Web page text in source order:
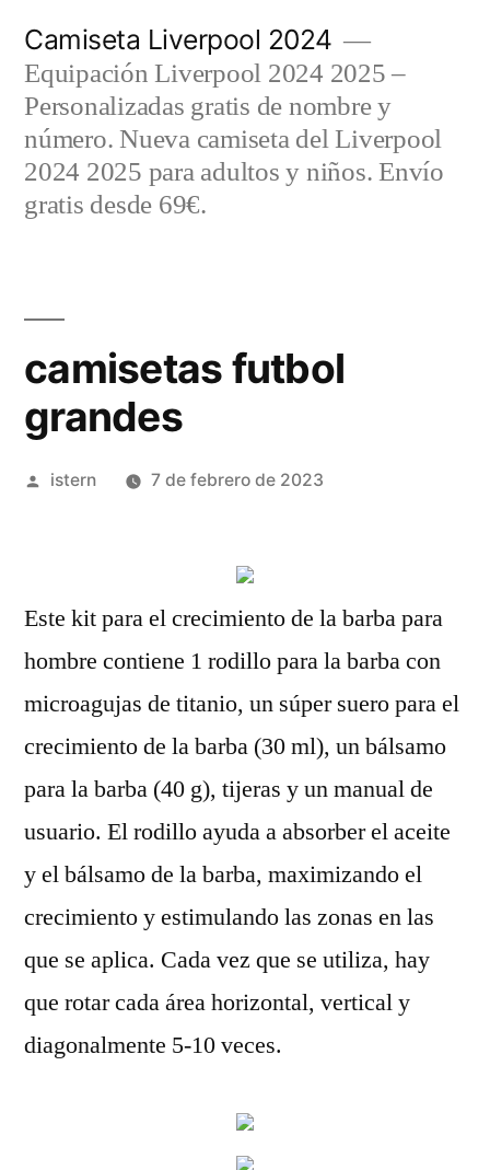
contenido
Camiseta Liverpool 2024
Equipación Liverpool 2024 2025 –
Personalizadas gratis de nombre y
número. Nueva camiseta del Liverpool
2024 2025 para adultos y niños. Envío
gratis desde 69€.
camisetas futbol
grandes
Publicado
istern 7 de febrero de 2023
Este kit para el crecimiento de la barba para
hombre contiene 1 rodillo para la barba con
microagujas de titanio, un súper suero para el
crecimiento de la barba (30 ml), un bálsamo
para la barba (40 g), tijeras y un manual de
usuario. El rodillo ayuda a absorber el aceite
y el bálsamo de la barba, maximizando el
crecimiento y estimulando las zonas en las
que se aplica. Cada vez que se utiliza, hay
que rotar cada área horizontal, vertical y
diagonalmente 5-10 veces.